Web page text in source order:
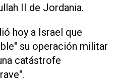
II de Jordania.
hoy a Israel que
su operación militar
catástrofe